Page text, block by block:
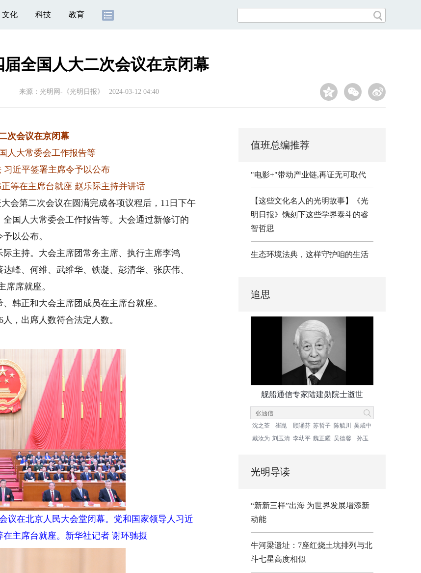
文化 科技 教育
届全国人大二次会议在京闭幕
来源： 光明网-《光明日报》 2024-03-12 04:40
次会议在京闭幕
人大常委会工作报告等
近平签署主席令予以公布
等在主席台就座 赵乐际主持并讲话
会第二次会议在圆满完成各项议程后，11日下午
国人大常委会工作报告等。大会通过新修订的
以公布。
主持。大会主席团常务主席、执行主席李鸿
峰、何维、武维华、铁凝、彭清华、张庆伟、
席席就座。
正和大会主席团成员在主席台就座。
，出席人数符合法定人数。
在北京人民大会堂闭幕。党和国家领导人习近
主席台就座。新华社记者 谢环驰摄
值班总编推荐
"电影+"带动产业链,再证无可取代
【这些文化名人的光明故事】《光
明日报》镌刻下这些学界泰斗的睿
智哲思
生态环境法典，这样守护咱的生活
追思
舰船通信专家陆建勋院士逝世
沈之荃 崔崑 顾诵芬 苏哲子 陈毓川
吴咸中
戴汝为 刘玉清 李幼平 魏正耀 吴德馨 孙玉
光明导读
“新新三样”出海 为世界发展增添新
动能
牛河梁遗址：7座红烧土坑排列与北
斗七星高度相似